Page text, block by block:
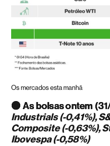
Os mercados esta manhã
🟢 As bolsas ontem
Industrials (-0,41%),
Composite (-0,63%),
Ibovespa (-0,58%)